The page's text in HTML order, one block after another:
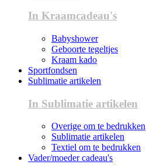
In Kraamcadeau's
Babyshower
Geboorte tegeltjes
Kraam kado
Sportfondsen
Sublimatie artikelen
In Sublimatie artikelen
Overige om te bedrukken
Sublimatie artikelen
Textiel om te bedrukken
Vader/moeder cadeau's